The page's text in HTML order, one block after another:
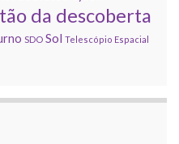
da descoberta
SDO Sol Telescópio Espacial